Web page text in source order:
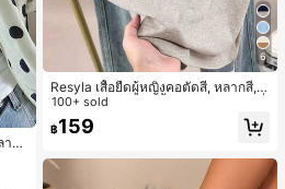
ยจุ
ง
บใ
6
Resyla เสื้อยืดผู้หญิงคอตัดสี, หลากสี, ล
ายพิมพ์แมวน่ารัก, เสื้อสำหรับออกไปเที่
ยวฤดูร้อน, ดีไซน์กราฟิก, ความรู้สึกพรีเ
มียม, ลำลองอเนกประสงค์, สวมใส่ประ
เสื้อผ้ากลางแจ้ง
100+ sold
฿159